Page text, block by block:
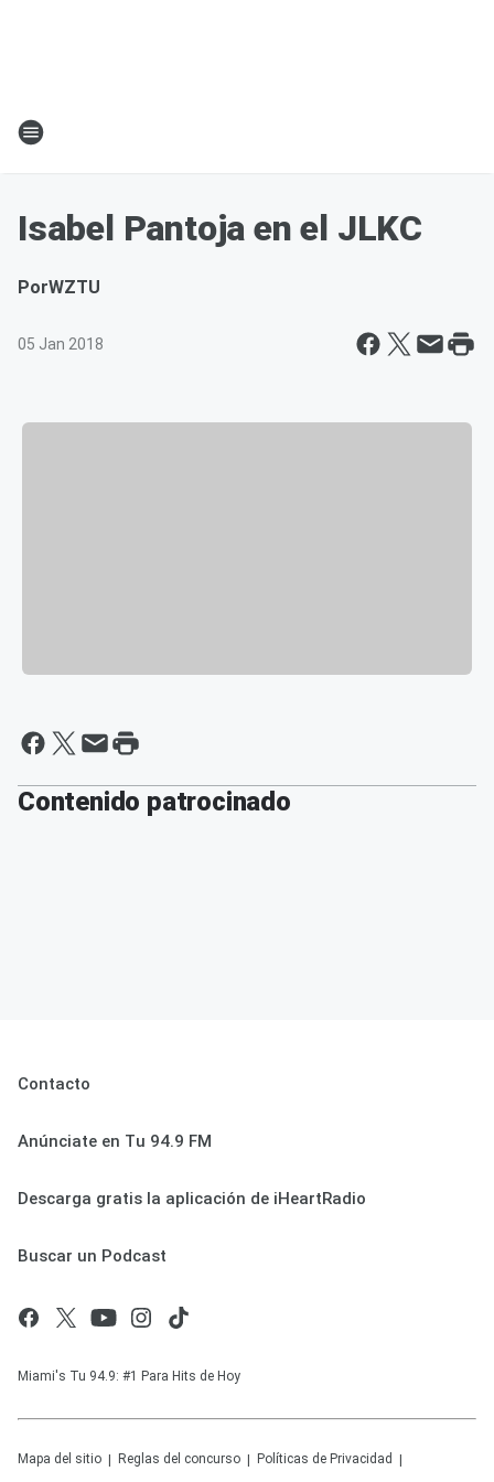
Isabel Pantoja en el JLKC
PorWZTU
05 Jan 2018
Contenido patrocinado
Contacto
Anúnciate en Tu 94.9 FM
Descarga gratis la aplicación de iHeartRadio
Buscar un Podcast
Miami's Tu 94.9: #1 Para Hits de Hoy
Mapa del sitio Reglas del concurso Políticas de Privacidad